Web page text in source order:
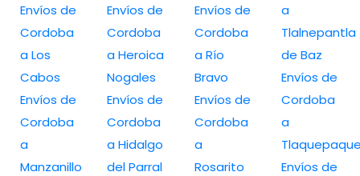
Envíos de
Cordoba
a Los
Cabos
Envíos de
Cordoba
a
Manzanillo
Envíos de
Cordoba
a Heroica
Nogales
Envíos de
Cordoba
a Hidalgo
del Parral
Envíos de
Cordoba
a Río
Bravo
Envíos de
Cordoba
a
Rosarito
a
Tlalnepantla
de Baz
Envíos de
Cordoba
a
Envíos de